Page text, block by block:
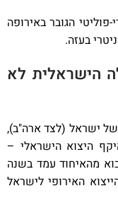
פוליטי הגובר באירופה
בעזה.
הישראלית לא
ישראל (לצד ארה"ב),
בשנת 2024 למעל 30% מהיקף היצוא הישראלי –
מהאיחוד עמד בשנה
בעוד שהייצוא האירופי לישראל